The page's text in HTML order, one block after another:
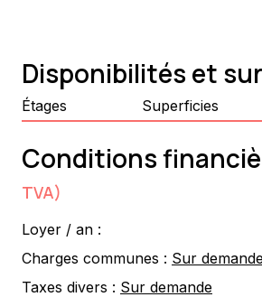
Disponibilités et
Étages Superficies
Conditions
TVA)
Loyer / an :
Charges communes : Sur
Taxes divers : Sur demande